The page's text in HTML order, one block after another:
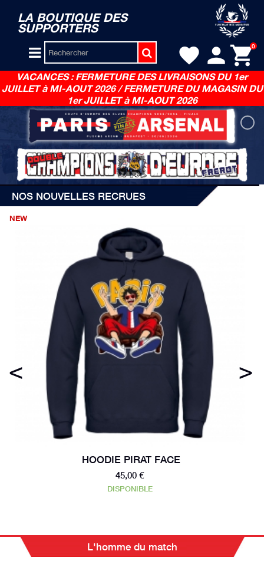
LA BOUTIQUE DES
SUPPORTERS
shopping_cart
0
person
favorite
VACANCES : FERMETURE DES LIVRAISONS DU 1er
JUILLET à MI-AOUT 2026 / FERMETURE DU MAGASIN DU
1er JUILLET à MI-AOUT 2026
NOS NOUVELLES RECRUES
HOODIE PIRAT FACE
45,00 €
DISPONIBLE
< >
L'homme du match